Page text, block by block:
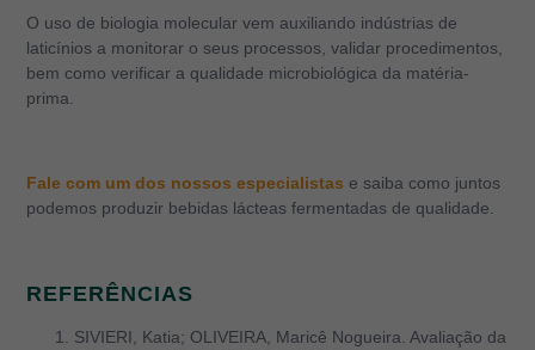
O uso de biologia molecular vem auxiliando indústrias de
laticínios a monitorar o seus processos, validar procedimentos,
bem como verificar a qualidade microbiológica da matéria-
prima.
Fale com um dos nossos especialistas e saiba como juntos
podemos produzir bebidas lácteas fermentadas de qualidade.
REFERÊNCIAS
SIVIERI, Katia; OLIVEIRA, Maricê Nogueira. Avaliação da